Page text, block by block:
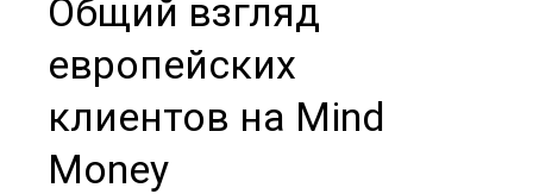
Общий взгляд
европейских
клиентов на Mind
Money